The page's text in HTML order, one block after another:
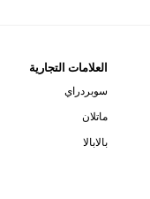
العلامات التجارية
سوبردراي
ماتلان
بالابالا